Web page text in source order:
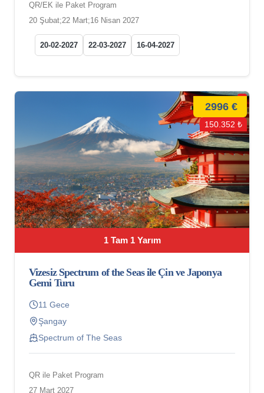
QR/EK ile Paket Program
20 Şubat;22 Mart;16 Nisan 2027
20-02-2027 22-03-2027 16-04-2027
1 Tam 1 Yarım
2996 €
150.352 ₺
Vizesiz Spectrum of the Seas ile Çin ve Japonya
Gemi Turu
11 Gece
Şangay
Spectrum of The Seas
QR ile Paket Program
27 Mart 2027